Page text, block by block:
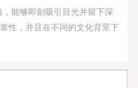
能够即刻吸引目光并留下深
性，并且在不同的文化背景下
考虑到其在各种媒介上的应